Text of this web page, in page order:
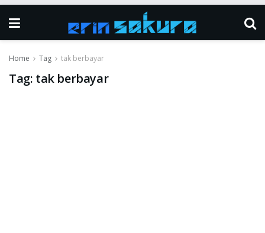
Home Tag tak berbayar
Tag: tak berbayar